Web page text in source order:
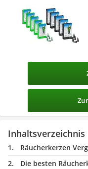
Inhaltsverzeichnis
Räucherkerzen
Die besten